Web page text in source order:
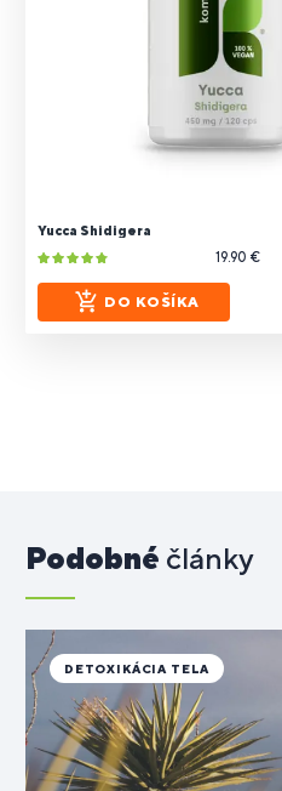
Yucca Shidigera
19.90 €
DO KOŠÍKA
Podobné články
DETOXIKÁCIA TELA